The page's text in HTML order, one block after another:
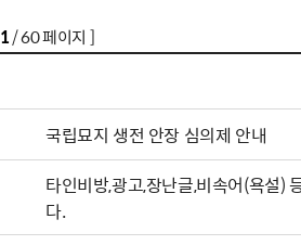
1/ 60 페이지 ]
국립묘지 생전 안장 심의제 안내
타인비방,광고,장난글,비속어(욕설)
다.